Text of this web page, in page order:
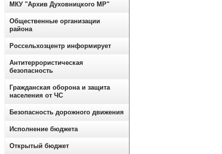
МКУ "Архив Духовницкого МР"
Общественные организации
района
Россельхозцентр информирует
Антитеррористическая
безопасность
Гражданская оборона и защита
населения от ЧС
Безопасность дорожного движения
Исполнение бюджета
Открытый бюджет